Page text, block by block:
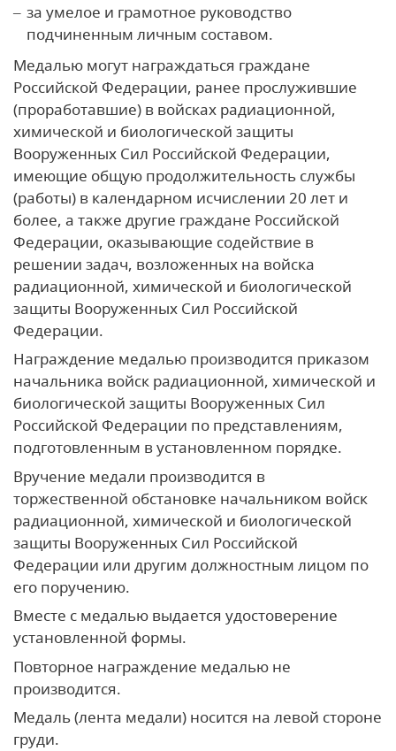
за умелое и грамотное руководство
подчиненным личным составом.
Медалью могут награждаться граждане
Российской Федерации, ранее прослужившие
(проработавшие) в войсках радиационной,
химической и биологической защиты
Вооруженных Сил Российской Федерации,
имеющие общую продолжительность службы
(работы) в календарном исчислении 20 лет и
более, а также другие граждане Российской
Федерации, оказывающие содействие в
решении задач, возложенных на войска
радиационной, химической и биологической
защиты Вооруженных Сил Российской
Федерации.
Награждение медалью производится приказом
начальника войск радиационной, химической и
биологической защиты Вооруженных Сил
Российской Федерации по представлениям,
подготовленным в установленном порядке.
Вручение медали производится в
торжественной обстановке начальником войск
радиационной, химической и биологической
защиты Вооруженных Сил Российской
Федерации или другим должностным лицом по
его поручению.
Вместе с медалью выдается удостоверение
установленной формы.
Повторное награждение медалью не
производится.
Медаль (лента медали) носится на левой стороне
груди.